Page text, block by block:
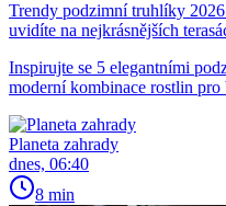
Trendy podzimní truhlíky
uvidíte na nejkrásnějších
Inspirujte se 5 elegantními
moderní kombinace rostlin pro
Planeta zahrady
dnes, 06:40
8 min